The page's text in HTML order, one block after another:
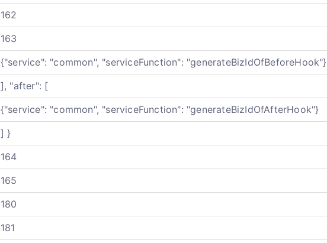
162
163
{"service": "common", "serviceFunction": "generateBizIdOfBeforeHook"}
], "after": [
{"service": "common", "serviceFunction": "generateBizIdOfAfterHook"}
] }
164
165
180
181